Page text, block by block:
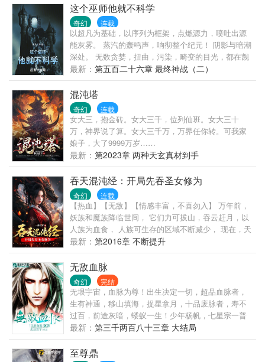
这个巫师他就不科学
奇幻 连载
以超凡为基础，以序列为框架，点燃源力，喷吐出源
能灰雾。 蒸汽的轰鸣声，响彻整个纪元！ 阴影与暗潮
深处。 无数贪婪，扭曲，污染，畸变的目光，都在觊
觎着这个轰鸣的新世界。 世界开始变得热闹！ 而某个
巫师，则是悄无声息的苟在角落内。 “我喜欢发育！”
“那，这些魔王的头颅，邪神的骸骨是怎么回事？” “我
说了，我喜欢发育，这就是妨碍我发育的下场！”
最新： 第五百二十六章 最终神战（二）
混沌塔
奇幻 连载
女大三，抱金砖。女大三千，位列仙班。女大三十
万，神界说了算。女大三千万，万界任你转。可我家
娘子，大了9999万岁……
最新： 第2023章 两种天玄真材到手
吞天混沌经：开局先吞圣女修为
奇幻 连载
【热血】【无敌】【情感丰富，不喜勿入】 万年前，
妖族和魔族降临世间， 它们力可拔山，吞云赶月，以
人族为血食， 人族可生存的区域不断减少， 现在，天
下九片大陆仅剩一域， 人族武者用血肉筑成城墙，抵
御异族， 在危急存亡之际， 获得圣人传承的武者江尘
迈入战场， 开启无敌之路，斩妖吞噬， 杀气纵横百万
里，一剑光寒十九州！ 江尘，要为人族杀出个未来，
屠杀妖族天骄如屠狗，独享逆天机缘，终登绝巅！ 那
时，他才发现了隐藏在圣人传承中的秘密， 登天之
路，只有向前，一旦踏上，也许，再也无法回头...
最新： 第2016章 不断提升
无敌血脉
奇幻 完结
无垠宇宙，血脉为尊！出生决定一切，超品血脉者，
生有神通，移山填海，捉星拿月，十品废脉者，寿不
过百，前途灰暗，蝼蚁一生！少年杨帆，七星宗一普
通杂役，注定碌碌一生，怎知偶有奇遇，得至宝吞
噬，吞无尽血脉，成无上圣脉，无敌天下，谁人不
服？......
最新： 第三千两百八十三章 大结局
至尊鼎